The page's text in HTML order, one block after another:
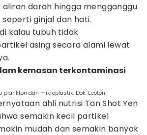
aliran darah hingga mengganggu
ginjal dan hati.
kalau tubuh tidak
asing secara alami lewat
kemasan terkontaminasi
dan mikroplastik. Dok. Ecoton.
ahli nutrisi Tan Shot Yen
semakin kecil partikel
mudah dan semakin banyak